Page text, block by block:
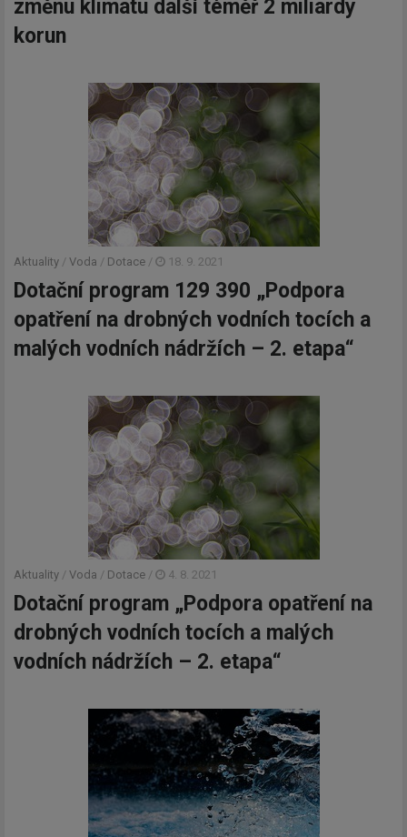
změnu klimatu další téměř 2 miliardy
korun
Aktuality / Voda / Dotace / 18. 9. 2021
Dotační program 129 390 „Podpora
opatření na drobných vodních tocích a
malých vodních nádržích – 2. etapa“
Aktuality / Voda / Dotace / 4. 8. 2021
Dotační program „Podpora opatření na
drobných vodních tocích a malých
vodních nádržích – 2. etapa“